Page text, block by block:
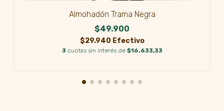
Almohadón Trama Negra
$49.900
$29.940 Efectivo
3 cuotas sin interés de $16.633,33